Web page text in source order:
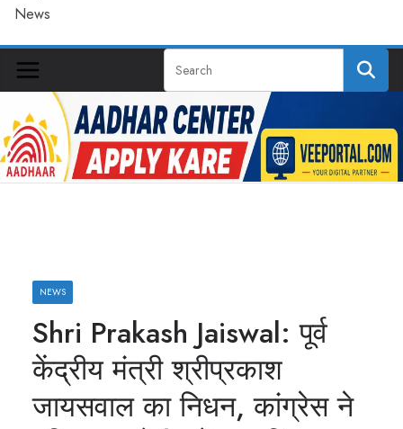
News
NEWS
Shri Prakash Jaiswal: पूर्व
केंद्रीय मंत्री श्रीप्रकाश
जायसवाल का निधन, कांग्रेस ने